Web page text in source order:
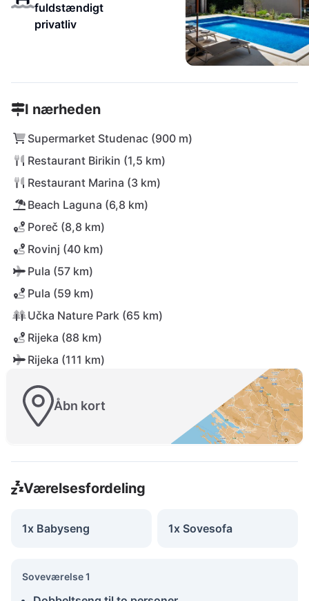
fuldstændigt
privatliv
I nærheden
Supermarket Studenac (900 m)
Restaurant Birikin (1,5 km)
Restaurant Marina (3 km)
Beach Laguna (6,8 km)
Poreč (8,8 km)
Rovinj (40 km)
Pula (57 km)
Pula (59 km)
Učka Nature Park (65 km)
Rijeka (88 km)
Rijeka (111 km)
Åbn kort
Værelsesfordeling
1x Babyseng 1x Sovesofa
Soveværelse 1